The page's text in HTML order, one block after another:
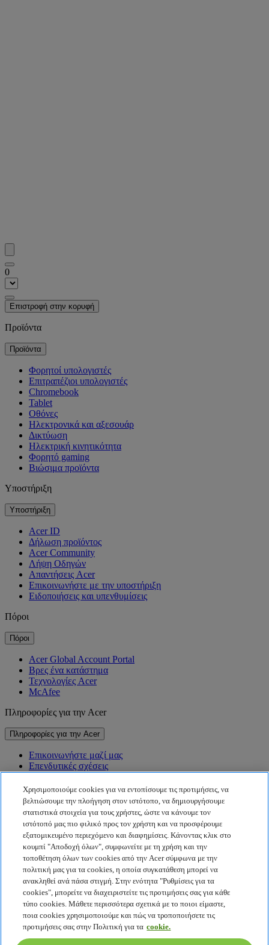
0
Επιστροφή στην κορυφή
Προϊόντα
Προϊόντα
Φορητοί υπολογιστές
Επιτραπέζιοι υπολογιστές
Chromebook
Tablet
Οθόνες
Ηλεκτρονικά και αξεσουάρ
Δικτύωση
Ηλεκτρική κινητικότητα
Φορητό gaming
Βιώσιμα προϊόντα
Υποστήριξη
Υποστήριξη
Acer ID
Δήλωση προϊόντος
Acer Community
Λήψη Οδηγών
Απαντήσεις Acer
Επικοινωνήστε με την υποστήριξη
Ειδοποιήσεις και υπενθυμίσεις
Πόροι
Πόροι
Acer Global Account Portal
Βρες ένα κατάστημα
Τεχνολογίες Acer
McAfee
Πληροφορίες για την Acer
Πληροφορίες για την Acer
Επικοινωνήστε μαζί μας
Επενδυτικές σχέσεις
Βραβεία
Εκδηλώσεις
Βιωσιμότητα
Βιωσιμότητα
Εταιρική κοινωνική ευθύνη
Αποτύπωμα άνθρακα προϊόντος
Project Humanity
Earthion
Πολιτική απορρήτου
Πολιτική για τα cookies
Νομική σημείωση
Χρησιμοποιούμε cookies για να εντοπίσουμε τις προτιμήσεις, να
βελτιώσουμε την πλοήγηση στον ιστότοπο, να δημιουργήσουμε
στατιστικά στοιχεία για τους χρήστες, ώστε να κάνουμε τον
ιστότοπό μας πιο φιλικό προς τον χρήστη και να προσφέρουμε
εξατομικευμένο περιεχόμενο και διαφημίσεις. Κάνοντας κλικ στο
κουμπί "Αποδοχή όλων", συμφωνείτε με τη χρήση και την
τοποθέτηση όλων των cookies από την Acer σύμφωνα με την
πολιτική μας για τα cookies, η οποία συγκατάθεση μπορεί να
ανακληθεί ανά πάσα στιγμή. Στην ενότητα "Ρυθμίσεις για τα
cookies", μπορείτε να διαχειριστείτε τις προτιμήσεις σας για κάθε
τύπο cookies. Μάθετε περισσότερα σχετικά με το ποιοι είμαστε,
ποια cookies χρησιμοποιούμε και πώς να τροποποιήσετε τις
προτιμήσεις σας στην Πολιτική για τα cookie.